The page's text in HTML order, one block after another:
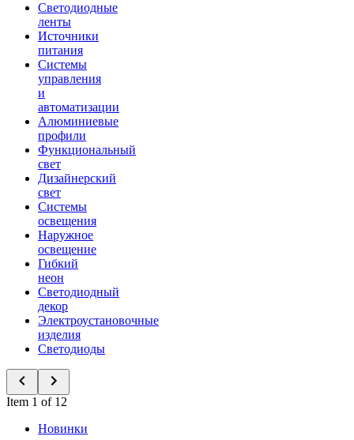
Светодиодные
ленты
Источники
питания
Системы
управления
и
автоматизации
Алюминиевые
профили
Функциональный
свет
Дизайнерский
свет
Системы
освещения
Наружное
освещение
Гибкий
неон
Светодиодный
декор
Электроустановочные
изделия
Светодиоды
Item 1 of 12
Новинки